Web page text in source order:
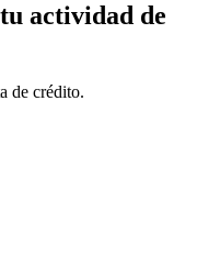
actividad de
de crédito.